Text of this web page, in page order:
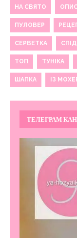
НА СВЯТО ОПИС
ПУЛОВЕР
СЕРВЕТКА
ТОП ТУНІКА
ШАПКА ІЗ
ТЕЛЕГРАМ